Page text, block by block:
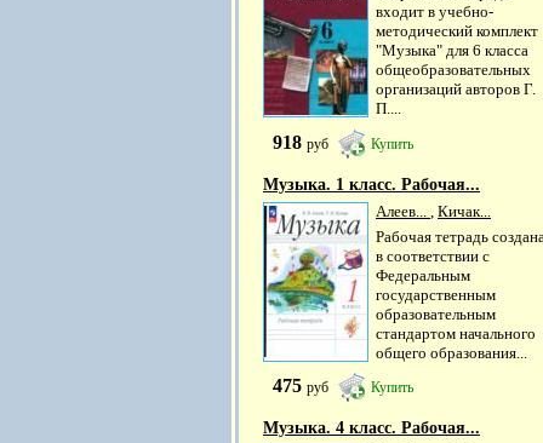
входит в учебно-
методический комплект
"Музыка" для 6 класса
общеобразовательных
организаций авторов Г.
П....
918 руб Купить
Музыка. 1 класс. Рабочая...
Алеев...
Кичак...
Рабочая тетрадь
в соответствии с
Федеральным
государственным
образовательным
стандартом начального
общего образования...
475 руб Купить
Музыка. 4 класс. Рабочая...